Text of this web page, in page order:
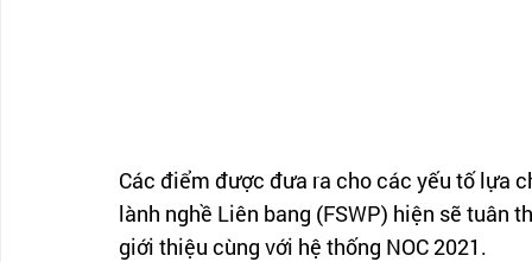
Các điểm được đưa ra cho các yếu tố lựa
lành nghề Liên bang (FSWP) hiện sẽ tuân
giới thiệu cùng với hệ thống NOC 2021.